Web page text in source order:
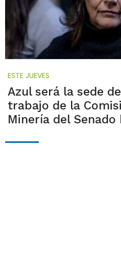
ESTE JUEVES
Azul será la sede
trabajo de la
Minería del Senado